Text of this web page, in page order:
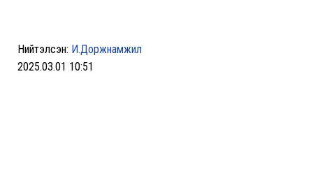
Нийтэлсэн: И.Доржнамжил
2025.03.01 10:51